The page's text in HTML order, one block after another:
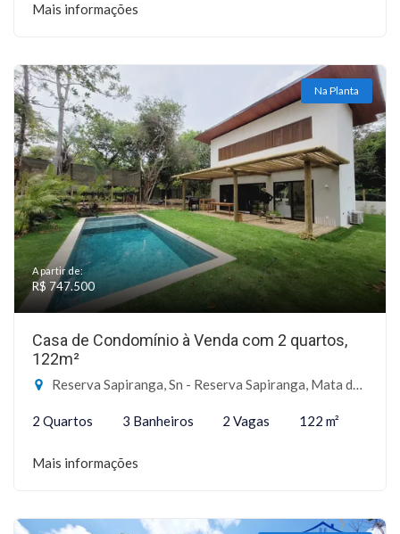
Mais informações
Na Planta
A partir de:
R$ 747.500
Casa de Condomínio à Venda com 2 quartos,
122m²
Reserva Sapiranga, Sn - Reserva Sapiranga, Mata de São João-BA
2 Quartos 3 Banheiros 2 Vagas 122 m²
Mais informações